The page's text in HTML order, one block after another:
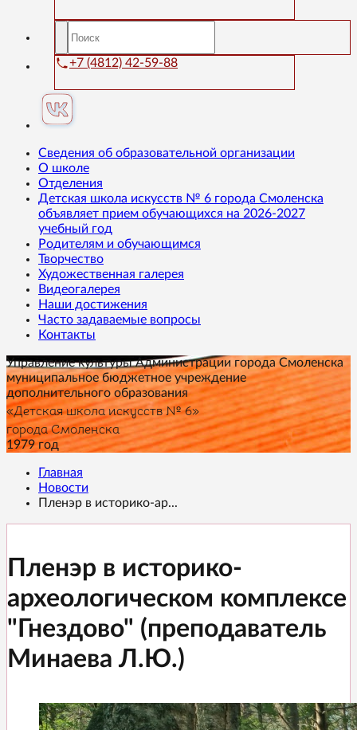
+7 (4812) 42-59-88
Сведения об образовательной организации
О школе
Отделения
Детская школа искусств № 6 города Смоленска
объявляет прием обучающихся на 2026-2027
учебный год
Родителям и обучающимся
Творчество
Художественная галерея
Видеогалерея
Наши достижения
Часто задаваемые вопросы
Контакты
Управление культуры Администрации города Смоленска
муниципальное бюджетное учреждение
дополнительного образования
«Детская школа искусств № 6»
города Смоленска
1979 год
Главная
Новости
Пленэр в историко-ар...
Пленэр в историко-
археологическом комплексе
"Гнездово" (преподаватель
Минаева Л.Ю.)